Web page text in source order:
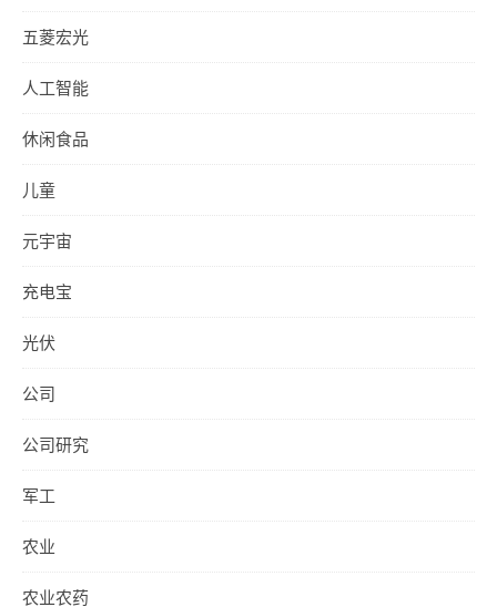
五菱宏光
人工智能
休闲食品
儿童
元宇宙
充电宝
光伏
公司
公司研究
军工
农业
农业农药